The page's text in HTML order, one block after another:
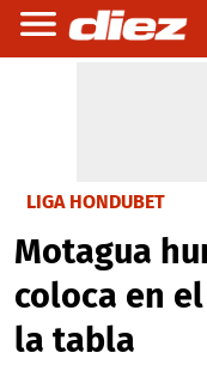
LIGA HONDUBET
Motagua
coloca en
la tabla